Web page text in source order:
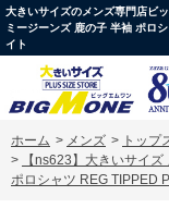
大きいサイズのメンズ専門店ビ
ミージーンズ 鹿の子 半袖 ポロ
イト
ホーム > メンズ > トップ
>
【ns623】大きいサイ
ポロシャツ REG TIPPED